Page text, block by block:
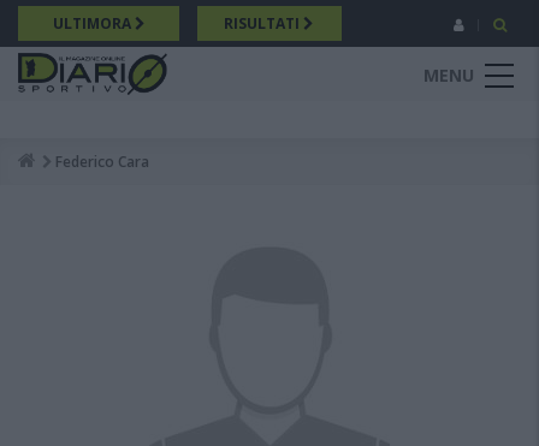
Salta
al
contenuto
principale
ULTIMORA RISULTATI
MENU
Breadcrumb
Federico Cara